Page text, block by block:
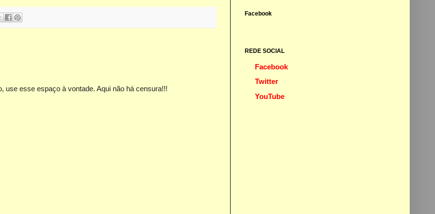
esse espaço à vontade. Aqui não há censura!!!
Facebook
REDE SOCIAL
Facebook
Twitter
YouTube